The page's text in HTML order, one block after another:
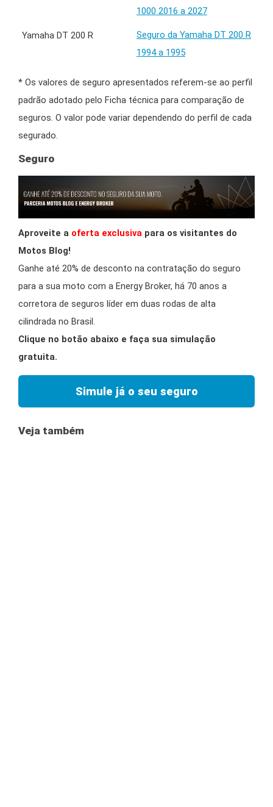
1000 2016 a 2027
Seguro da Yamaha DT 200 R
1994 a 1995
* Os valores de seguro apresentados referem-se ao perfil
padrão adotado pelo Ficha técnica para comparação de
seguros. O valor pode variar dependendo do perfil de cada
segurado.
Seguro
Aproveite a oferta exclusiva para os visitantes do
Motos Blog!
Ganhe até 20% de desconto na contratação do seguro
para a sua moto com a Energy Broker, há 70 anos a
corretora de seguros líder em duas rodas de alta
cilindrada no Brasil.
Clique no botão abaixo e faça sua simulação
gratuita.
Simule já o seu seguro
Veja também